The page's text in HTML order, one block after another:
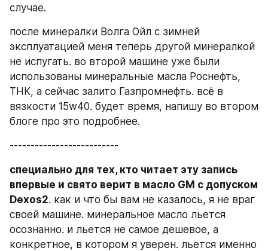
случае.
после минералки Волга Ойл с зимней
эксплуатацией меня теперь другой минералкой
не испугать. во второй машине уже были
использованы минеральные масла Роснефть,
ТНК, а сейчас залито Газпромнефть. всё в
вязкости 15w40. будет время, напишу во втором
блоге про это подробнее.
--------------------------
специально для тех, кто читает эту запись
впервые и свято верит в масло GM с допуском
Dexos2. как и что бы вам не казалось, я не враг
своей машине. минеральное масло льется
осознанно. и льется не самое дешевое, а
конкретное, в котором я уверен. льется именно